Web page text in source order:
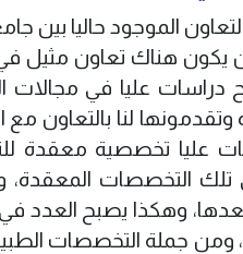
الموجود حاليا
يكون هناك تعاون مثيل في
دراسات عليا في
لنا بالتعاون
عليا تخصصية معقدة
تلك التخصصات المعقدة،
بعدها، وهكذا يصبح العدد
ومن جملة التخصصات